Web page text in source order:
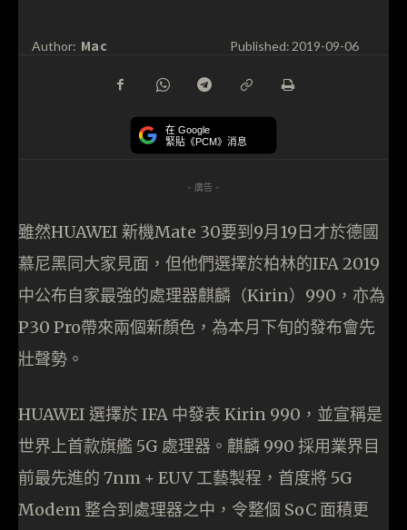
Author: Mac Published:2019-09-06
在 Google
緊貼《PCM》消息
- 廣告 -
雖然HUAWEI 新機Mate 30要到9月19日才於德國
慕尼黑同大家見面，但他們選擇於柏林的IFA 2019
中公布自家最強的處理器麒麟（Kirin）990，亦為
P30 Pro帶來兩個新顏色，為本月下旬的發布會先
壯聲勢。
HUAWEI 選擇於 IFA 中發表 Kirin 990，並宣稱是
世界上首款旗艦 5G 處理器。麒麟 990 採用業界目
前最先進的 7nm + EUV 工藝製程，首度將 5G
Modem 整合到處理器之中，令整個 SoC 面積更